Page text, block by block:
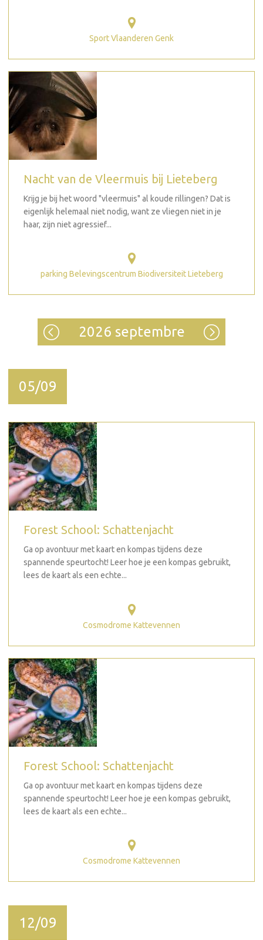
Sport Vlaanderen Genk
Nacht van de Vleermuis bij Lieteberg
Krijg je bij het woord "vleermuis" al koude rillingen? Dat is
eigenlijk helemaal niet nodig, want ze vliegen niet in je
haar, zijn niet agressief...
parking Belevingscentrum Biodiversiteit Lieteberg
2026 septembre
05/09
Forest School: Schattenjacht
Ga op avontuur met kaart en kompas tijdens deze
spannende speurtocht! Leer hoe je een kompas gebruikt,
lees de kaart als een echte...
Cosmodrome Kattevennen
Forest School: Schattenjacht
Ga op avontuur met kaart en kompas tijdens deze
spannende speurtocht! Leer hoe je een kompas gebruikt,
lees de kaart als een echte...
Cosmodrome Kattevennen
12/09